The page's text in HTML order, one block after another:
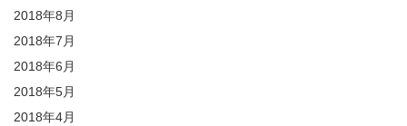
2018年8月
2018年7月
2018年6月
2018年5月
2018年4月